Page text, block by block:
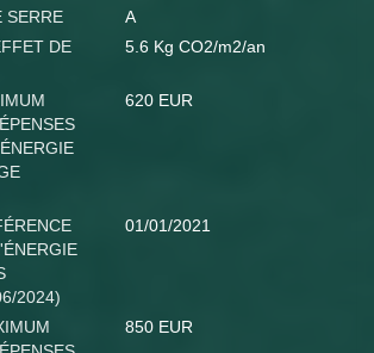
SERRE
A
DE
5.6 Kg CO2/m2/an
620 EUR
2024)
01/01/2021
850 EUR